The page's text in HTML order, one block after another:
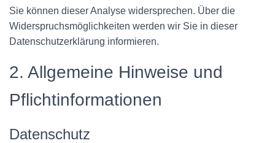
Sie können dieser Analyse widersprechen. Über die
Widerspruchsmöglichkeiten werden wir Sie in dieser
Datenschutzerklärung informieren.
2. Allgemeine Hinweise und
Pflichtinformationen
Datenschutz